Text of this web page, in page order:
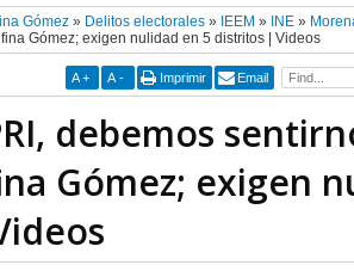
Gómez» Delitos electorales» IEEM » INE»
Gómez; exigen nulidad en 5 distritos | Videos
A + A - Imprimir Email
debemos
Gómez; exigen